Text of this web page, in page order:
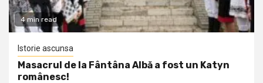
4 min read
Istorie ascunsa
Masacrul de la Fântâna Albă a fost un Katyn
românesc!